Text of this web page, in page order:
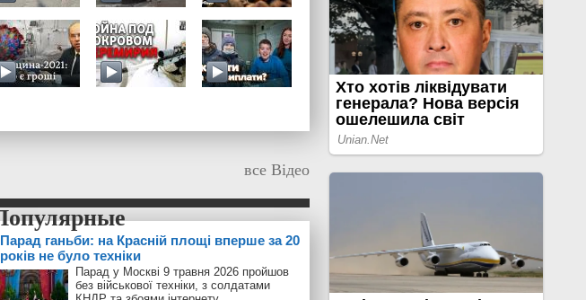
все Відео
Парад ганьби: на Красній площі вперше за 20
років не було техніки
Парад у Москві 9 травня 2026 пройшов
без військової техніки, з солдатами